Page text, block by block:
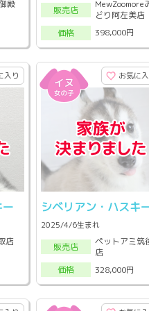
殿 販売店
MewZoomore
どり阿左美店
価格
398,000円
入り
店
お気に
シベリアン・ハスキ
2025/4/6生まれ
販売店
ペットアミ筑
店
価格
328,000円